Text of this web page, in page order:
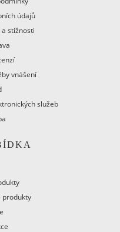
údajů
stížnosti
vnášení
služeb
produkty